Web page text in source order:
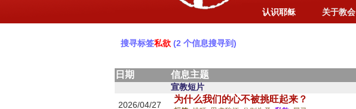
认识耶稣 关于教会
搜寻标签私欲 (2 个信息搜寻到)
日期 信息主题
宣教短片
2026/04/27
为什么我们的心不被挑旺起来？